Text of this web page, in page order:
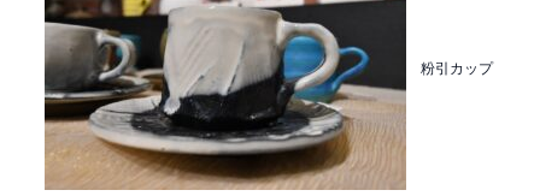
粉引カップ